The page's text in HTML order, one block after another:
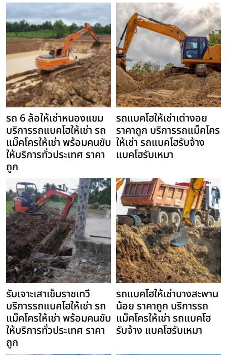
รถ 6 ล้อให้เช่าหนองแขม
บริการรถแบคโฮให้เช่า รถ
แม็คโครให้เช่า พร้อมคนขับ
ให้บริการทั่วประเทศ ราคา
ถูก
รถแบคโฮให้เช่าเต่างอย
ราคาถูก บริการรถแม็คโคร
ให้เช่า รถแบคโฮรับจ้าง
แบคโฮรับเหมา
รับเจาะเสาเข็มราชเทวี
บริการรถแบคโฮให้เช่า รถ
แม็คโครให้เช่า พร้อมคนขับ
ให้บริการทั่วประเทศ ราคา
ถูก
รถแบคโฮให้เช่าบางสะพาน
น้อย ราคาถูก บริการรถ
แม็คโครให้เช่า รถแบคโฮ
รับจ้าง แบคโฮรับเหมา